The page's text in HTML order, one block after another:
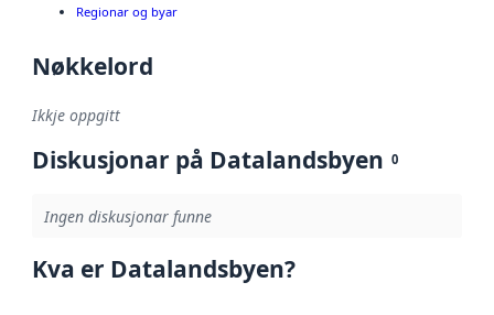
Regionar og byar
Nøkkelord
Ikkje oppgitt
Diskusjonar på Datalandsbyen 0
Ingen diskusjonar funne
Kva er Datalandsbyen?